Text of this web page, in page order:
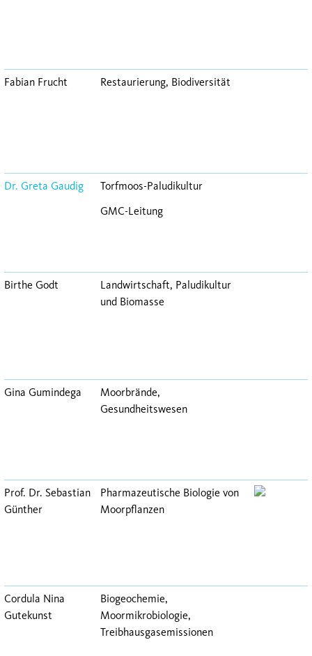
Fabian Frucht Restaurierung, Biodiversität
Dr. Greta Gaudig
Torfmoos-Paludikultur
GMC-Leitung
Birthe Godt
Landwirtschaft, Paludikultur
und Biomasse
Gina Gumindega
Moorbrände,
Gesundheitswesen
Prof. Dr. Sebastian
Günther
Pharmazeutische Biologie von
Moorpflanzen
Cordula Nina
Gutekunst
Biogeochemie,
Moormikrobiologie,
Treibhausgasemissionen